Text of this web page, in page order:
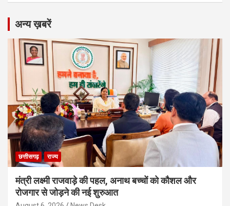
अन्य ख़बरें
छत्तीसगढ़ राज्य
मंत्री लक्ष्मी राजवाड़े की पहल, अनाथ बच्चों को कौशल और
रोजगार से जोड़ने की नई शुरुआत